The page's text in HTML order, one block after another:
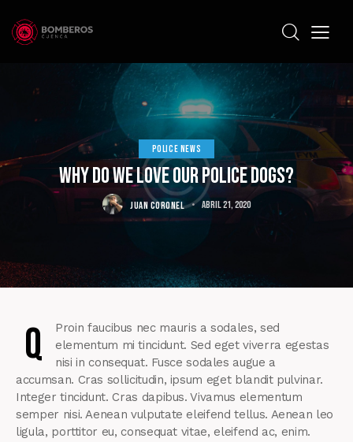
POLICE NEWS
Why do we love our police dogs?
JUAN CORONEL abril 21, 2020
Q
Proin faucibus nec mauris a sodales, sed
elementum mi tincidunt. Sed eget viverra egestas
nisi in consequat. Fusce sodales augue a
accumsan. Cras sollicitudin, ipsum eget blandit pulvinar.
Integer tincidunt. Cras dapibus. Vivamus elementum
semper nisi. Aenean vulputate eleifend tellus. Aenean leo
ligula, porttitor eu, consequat vitae, eleifend ac, enim.